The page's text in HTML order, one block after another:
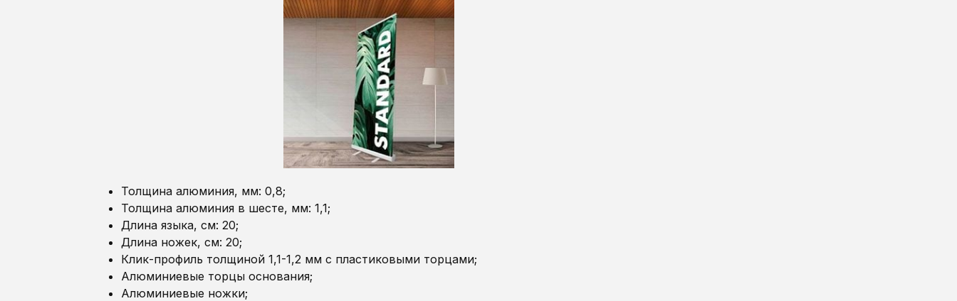
Толщина алюминия, мм: 0,8;
Толщина алюминия в шесте, мм: 1,1;
Длина языка, см: 20;
Длина ножек, см: 20;
Клик-профиль толщиной 1,1-1,2 мм с пластиковыми торцами;
Алюминиевые торцы основания;
Алюминиевые ножки;